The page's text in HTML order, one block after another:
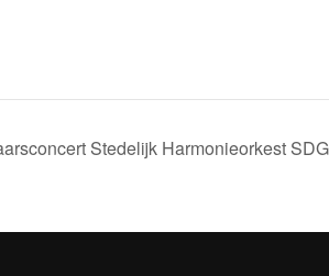
Stedelijk Harmonieorkest